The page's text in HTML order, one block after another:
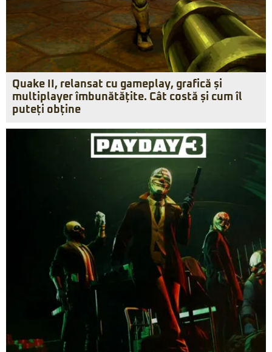
Quake II, relansat cu gameplay, grafică și
multiplayer îmbunătățite. Cât costă și cum îl
puteți obține